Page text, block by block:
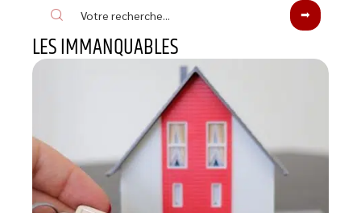
LES IMMANQUABLES